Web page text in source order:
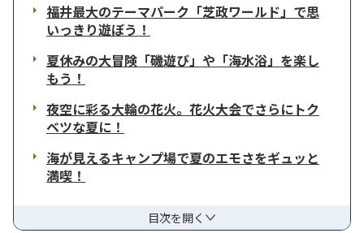
福井最大のテーマパーク「芝政ワールド」で思
いっきり遊ぼう！
夏休みの大冒険「磯遊び」や「海水浴」を楽し
もう！
夜空に彩る大輪の花火。花火大会でさらにトク
ベツな夏に！
海が見えるキャンプ場で夏のエモさをギュッと
満喫！
目次を開く